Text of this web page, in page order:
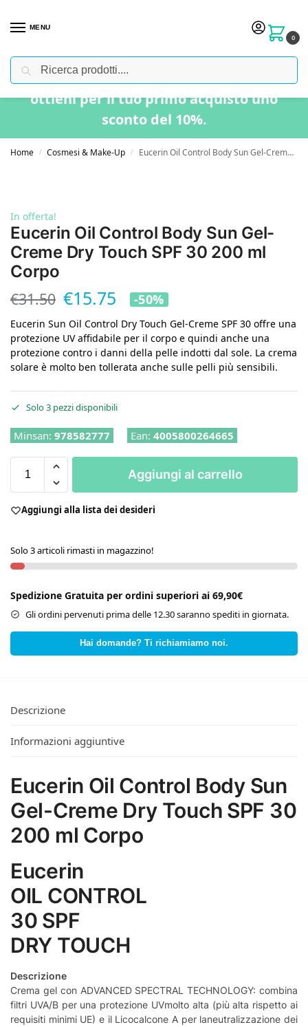
MENU
0
Usa il codice “BENVENUTO” nel carrello e
ottieni per il tuo primo acquisto uno
sconto del 10%.
Home / Cosmesi & Make-Up / Eucerin Oil Control Body Sun Gel-Creme Dry Touch SPF 30 200 ml Corpo
In offerta!
Eucerin Oil Control Body Sun Gel-
Creme Dry Touch SPF 30 200 ml
Corpo
€31.50 €15.75 -50%
Eucerin Sun Oil Control Dry Touch Gel-Creme SPF 30 offre una
protezione UV affidabile per il corpo e quindi anche una
protezione contro i danni della pelle indotti dal sole. La crema
solare è molto ben tollerata anche sulle pelli più sensibili.
Solo 3 pezzi disponibili
Minsan: 978582777 Ean: 4005800264665
Aggiungi al carrello
Aggiungi alla lista dei desideri
Solo 3 articoli rimasti in magazzino!
Spedizione Gratuita per ordini superiori ai 69,90€
Gli ordini pervenuti prima delle 12.30 saranno spediti in giornata.
Hai domande? Ti richiamiamo noi.
Descrizione
Informazioni aggiuntive
Eucerin Oil Control Body Sun
Gel-Creme Dry Touch SPF 30
200 ml Corpo
Eucerin
OIL CONTROL
30 SPF
DRY TOUCH
Descrizione
Crema gel con ADVANCED SPECTRAL TECHNOLOGY: combina
filtri UVA/B per una protezione UVmolto alta (più alta rispetto ai
requisiti minimi UE) e il Licocalcone A per laneutralizzazione dei